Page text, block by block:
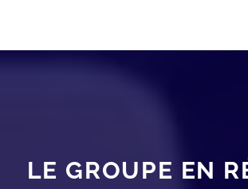
LE GROUPE EN